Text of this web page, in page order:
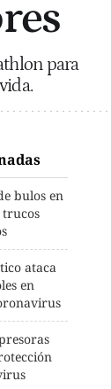
para
bulos en
ataca
en